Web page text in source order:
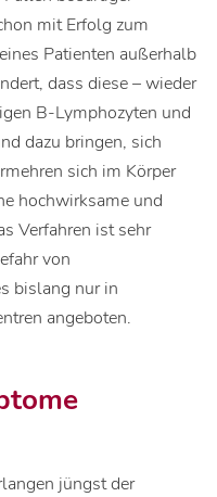
mit Erfolg zum
Patienten außerhalb
dass diese – wieder
B-Lymphozyten und
dazu bringen, sich
sich im Körper
hochwirksame und
Verfahren ist sehr
von
bislang nur in
angeboten.
jüngst der